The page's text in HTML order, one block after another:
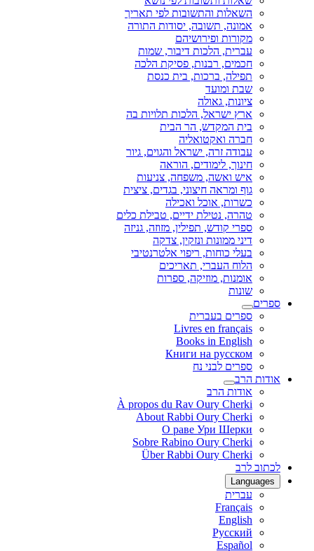
השאלות והתשובות לפי תאריך
אמונה, תשובה, יסודות התורה
מקורות ופירושיהם
עברית, הלכות דיבור, שמות
חכמים, רבנות, פסיקת הלכה
תפילה, ברכות, בית כנסת
שבת ומועד
ציונות, גאולה
ארץ ישראל, הלכות תלויות בה
בית המקדש, הר הבית
חברה ואקטואליה
עבודה זרה, ישראל והגוים, גיור
חינוך, לימודים, הוראה
איש ואשה, משפחה, צניעות
גוף ומראה חיצוני, בגדים, ציצית
כשרות, אוכל ואכילה
טהרה, נטילת ידיים, טבילת כלים
ספרי קודש, תפילין, מזוזה, גניזה
דיני ממונות ונזקין, צדקה
בעלי כוחות, ריפוי אלטרנטיבי
הלוח העברי, תאריכים
אומנות, מוזיקה, ספרות
שונות
ספרים
ספרים בעברית
Livres en français
Books in English
Книги на русском
ספרים לבני נח
אודות הרב
אודות הרב
À propos du Rav Oury Cherki
About Rabbi Oury Cherki
О раве Ури Шерки
Sobre Rabino Oury Cherki
Über Rabbi Oury Cherki
לכתוב לרב
Languages
עברית
Français
English
Русский
Español